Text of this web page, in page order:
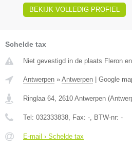
BEKIJK VOLLEDIG PROFIEL
Schelde tax
Niet gevestigd in de plaats Fleron
Antwerpen » Antwerpen Google
Ringlaa 64, 2610 Antwerpen (
Tel: 032333838, Fax: -, BTW-nr: -
E-mail › Schelde tax